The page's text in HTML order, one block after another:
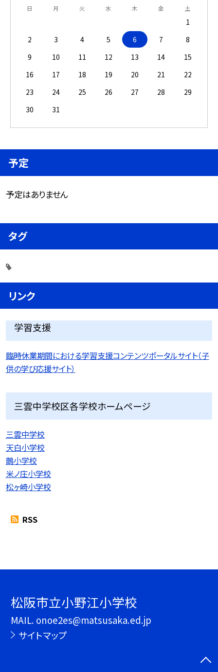
日 月 火 水 木 金 土
1
2
3 4 5 6 7
8
9
10 11 12 13 14
15
16
17 18 19 20 21
22
23
24 25 26 27 28
29
30
31
予定
予定はありません
タグ
リンク
学習支援
臨時休業期間における学習支援コンテンツポータルサイト（子
供の学び応援サイト）
三雲中学校区各学校ホームページ
三雲中学校
天白小学校
鵲小学校
米ノ庄小学校
松ヶ崎小学校
RSS
松阪市立小野江小学校
MAIL. onoe2es@matsusaka.ed.jp
サイトマップ